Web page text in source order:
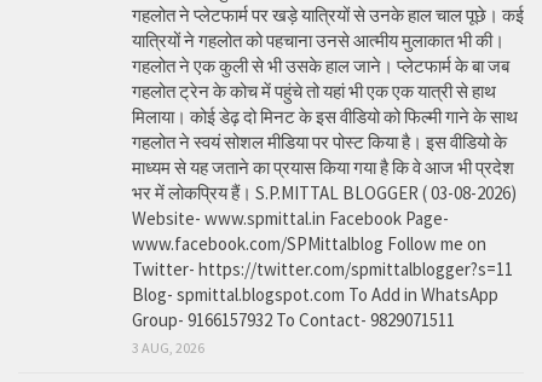
गहलोत ने प्लेटफार्म पर खड़े यात्रियों से उनके हाल चाल पूछे। कई
यात्रियों ने गहलोत को पहचाना उनसे आत्मीय मुलाकात भी की।
गहलोत ने एक कुली से भी उसके हाल जाने। प्लेटफार्म के बा जब
गहलोत ट्रेन के कोच में पहुंचे तो यहां भी एक एक यात्री से हाथ
मिलाया। कोई डेढ़ दो मिनट के इस वीडियो को फिल्मी गाने के साथ
गहलोत ने स्वयं सोशल मीडिया पर पोस्ट किया है। इस वीडियो के
माध्यम से यह जताने का प्रयास किया गया है कि वे आज भी प्रदेश
भर में लोकप्रिय हैं। S.P.MITTAL BLOGGER ( 03-08-2026)
Website- www.spmittal.in Facebook Page-
www.facebook.com/SPMittalblog Follow me on
Twitter- https://twitter.com/spmittalblogger?s=11
Blog- spmittal.blogspot.com To Add in WhatsApp
Group- 9166157932 To Contact- 9829071511
3 AUG, 2026